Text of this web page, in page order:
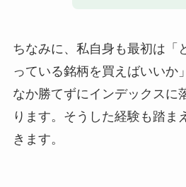
ちなみに、私自身も最初は「
っている銘柄を買えばいいか
なか勝てずにインデックスに
ります。そうした経験も踏ま
きます。